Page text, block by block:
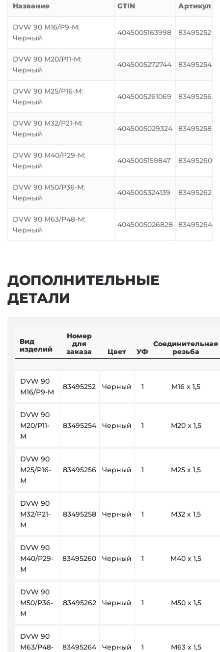
Название GTIN Артикул
DVW 90 M16/P9-M:
Черный
4045005163998 83495252
DVW 90 M20/P11-M:
Черный
4045005272744 83495254
DVW 90 M25/P16-M:
Черный
4045005261069 83495256
DVW 90 M32/P21-M:
Черный
4045005029324 83495258
DVW 90 M40/P29-M:
Черный
4045005159847 83495260
DVW 90 M50/P36-M:
Черный
4045005324139 83495262
DVW 90 M63/P48-M:
Черный
4045005026828 83495264
ДОПОЛНИТЕЛЬНЫЕ
ДЕТАЛИ
Вид
изделий
Номер
для
заказа
Цвет УФ
Соединительная
резьба
DVW 90
M16/P9-M
83495252 Черный 1 M16 x 1,5
DVW 90
M20/P11-
M
83495254 Черный 1 M20 x 1,5
DVW 90
M25/P16-
M
83495256 Черный 1 M25 x 1,5
DVW 90
M32/P21-
M
83495258 Черный 1 M32 x 1,5
DVW 90
M40/P29-
M
83495260 Черный 1 M40 x 1,5
DVW 90
M50/P36-
M
83495262 Черный 1 M50 x 1,5
DVW 90
M63/P48-
83495264 Черный 1 M63 x 1,5